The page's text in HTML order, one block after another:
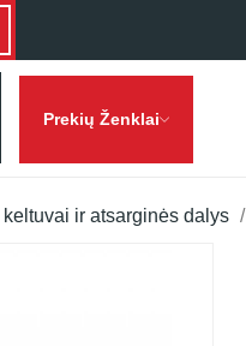
Prekių Ženklai
ir atsarginės dalys